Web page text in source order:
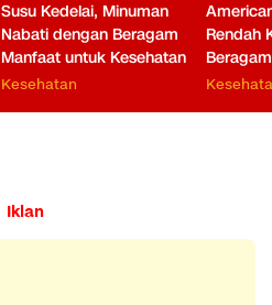
Susu Kedelai, Minuman
Nabati dengan Beragam
Manfaat untuk Kesehatan
Kesehatan
Rendah
Tubuh
Iklan